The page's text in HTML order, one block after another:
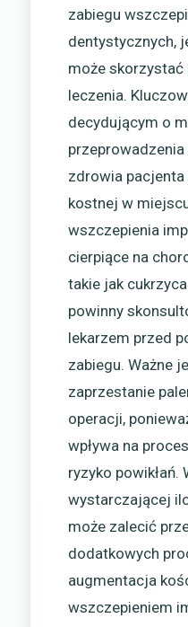
zabiegu
dentystycznych,
może
leczenia.
decydującym o
zdrowia
kostnej w
wszczepienia
cierpiące na
takie jak
powinny
lekarzem przed
zabiegu. Ważne
zaprzestanie
operacji,
wpływa na
ryzyko powikłań.
wystarczającej
może zalecić
dodatkowych
augmentacja
wszczepieniem